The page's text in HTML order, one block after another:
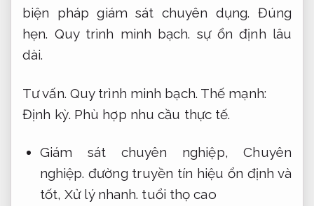
biện pháp giám sát chuyên dụng. Đúng
hẹn. Quy trình minh bạch. sự ổn định lâu
dài.
Tư vấn. Quy trình minh bạch. Thế mạnh:
Định kỳ. Phù hợp nhu cầu thực tế.
Giám sát chuyên nghiệp,Chuyên
nghiệp. đường truyền tín hiệu ổn định và
tốt,Xử lý nhanh. tuổi thọ cao